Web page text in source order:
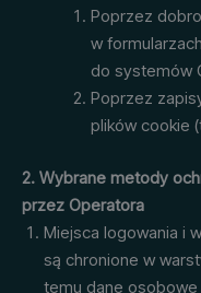
Poprzez
w
do systemów
Poprzez
plików cookie
2. Wybrane metody
przez Operatora
Miejsca logowania i
są chronione w
temu dane